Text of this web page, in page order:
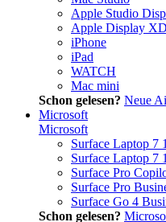
Apple Studio
Apple Display
iPhone
iPad
WATCH
Mac mini
Schon gelesen? Neue
Microsoft
Microsoft
Surface Laptop 7
Surface Laptop 7
Surface Pro
Surface Pro
Surface Go 4
Schon gelesen?